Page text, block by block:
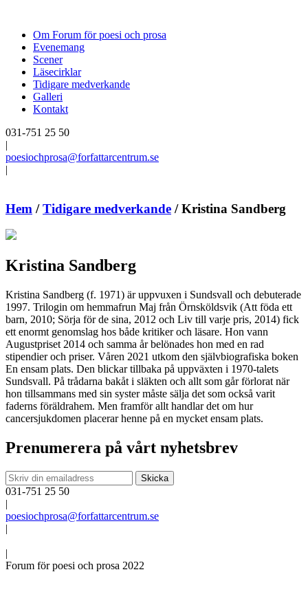
Om Forum för poesi och prosa
Evenemang
Scener
Läsecirklar
Tidigare medverkande
Galleri
Kontakt
031-751 25 50
|
poesiochprosa@forfattarcentrum.se
|
Hem /Tidigare medverkande /Kristina Sandberg
Kristina Sandberg
Kristina Sandberg (f. 1971) är uppvuxen i Sundsvall och debuterade
1997. Trilogin om hemmafrun Maj från Örnsköldsvik (Att föda ett
barn, 2010; Sörja för de sina, 2012 och Liv till varje pris, 2014) fick
ett enormt genomslag hos både kritiker och läsare. Hon vann
Augustpriset 2014 och samma år belönades hon med en rad
stipendier och priser. Våren 2021 utkom den självbiografiska boken
En ensam plats. Den blickar tillbaka på uppväxten i 1970-talets
Sundsvall. På trådarna bakåt i släkten och allt som går förlorat när
hon tillsammans med sin syster måste sälja det som också varit
faderns föräldrahem. Men framför allt handlar det om hur
cancersjukdomen placerar henne på en mycket ensam plats.
Prenumerera på vårt nyhetsbrev
031-751 25 50
|
poesiochprosa@forfattarcentrum.se
|
|
Forum för poesi och prosa 2022